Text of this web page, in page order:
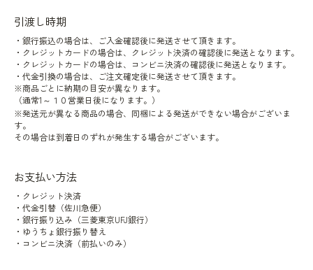
引渡し時期
・銀行振込の場合は、ご入金確認後に発送させて頂きます。
・クレジットカードの場合は、クレジット決済の確認後に発送となります。
・クレジットカードの場合は、コンビニ決済の確認後に発送となります。
・代金引換の場合は、ご注文確定後に発送させて頂きます。
※商品ごとに納期の目安が異なります。
（通常1～１０営業日後になります。）
※発送元が異なる商品の場合、同梱による発送ができない場合がございま
す。
その場合は到着日のずれが発生する場合がございます。
お支払い方法
・クレジット決済
・代金引替（佐川急便）
・銀行振り込み（三菱東京UFJ銀行）
・ゆうちょ銀行振り替え
・コンビニ決済（前払いのみ）